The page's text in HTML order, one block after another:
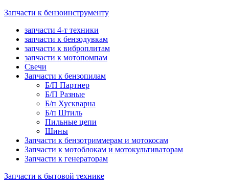
Запчасти к бензоинструменту
запчасти 4-т техники
запчасти к бензодувкам
запчасти к виброплитам
запчасти к мотопомпам
Свечи
Запчасти к бензопилам
Б/П Партнер
Б/П Разные
Б/п Хускварна
Б/п Штиль
Пильные цепи
Шины
Запчасти к бензотриммерам и мотокосам
Запчасти к мотоблокам и мотокультиваторам
Запчасти к генераторам
Запчасти к бытовой технике